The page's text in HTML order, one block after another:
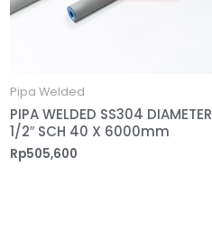
Pipa Welded
PIPA WELDED SS304 DIAMETER
1/2″ SCH 40 X 6000mm
Rp505,600